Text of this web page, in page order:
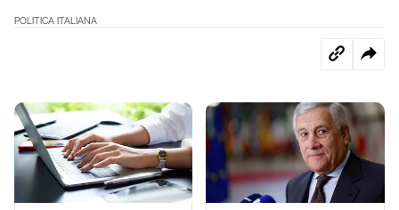
POLITICA ITALIANA